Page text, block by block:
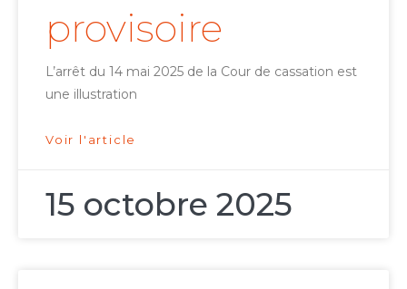
provisoire
L’arrêt du 14 mai 2025 de la Cour de cassation est
une illustration
Voir l'article
15 octobre 2025